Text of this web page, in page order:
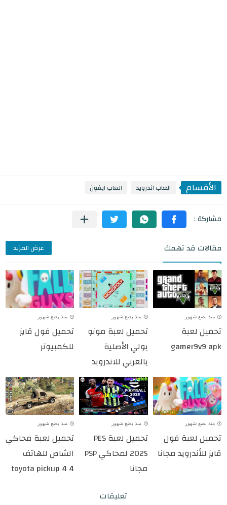
الأقسام العاب اندرويد العاب ايفون
مقالات قد تهمك عرض المزيد
منذ بضع شهور
تحميل لعبة
gamer9v9 apk
منذ بضع شهور
تحميل لعبة مونو
بولي الأصلية
بالعربي للاندرويد
منذ بضع شهور
تحميل فول قايز
للكمبيوتر
منذ بضع شهور
تحميل لعبة فول
قايز للأندرويد مجانا
منذ بضع شهور
تحميل لعبة PES
2025 لمحاكي PSP
مجانا
منذ بضع شهور
تحميل لعبة محاكي
الشاص للهاتف
toyota pickup 4 4
تعليقات